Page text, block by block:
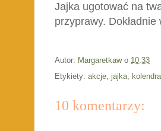
Jajka ugotować na
przyprawy.
Autor: Margaretkaw o 10:33
Etykiety: akcje, jajka,
10 komentarzy: